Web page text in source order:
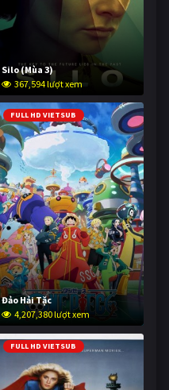
Silo (Mùa 3)
367,594 lượt xem
FULL HD VIETSUB
Đảo Hải Tặc
4,207,380 lượt xem
FULL HD VIETSUB